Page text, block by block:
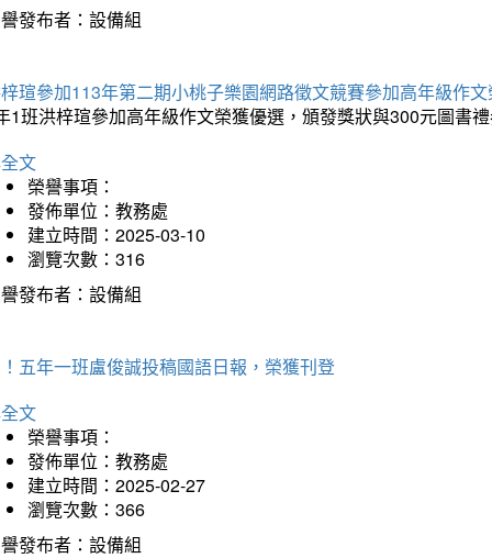
發布者：設備組
瑄參加113年第二期小桃子樂園網路徵文競賽參加高年級作
1班洪梓瑄參加高年級作文榮獲優選，頒發獎狀與300元圖書
文
榮譽事項：
發佈單位：教務處
建立時間：2025-03-10
瀏覽次數：316
發布者：設備組
五年一班盧俊誠投稿國語日報，榮獲刊登
文
榮譽事項：
發佈單位：教務處
建立時間：2025-02-27
瀏覽次數：366
發布者：設備組